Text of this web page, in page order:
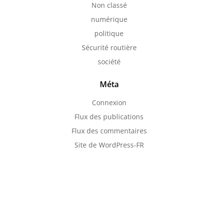
Non classé
numérique
politique
Sécurité routière
société
Méta
Connexion
Flux des publications
Flux des commentaires
Site de WordPress-FR